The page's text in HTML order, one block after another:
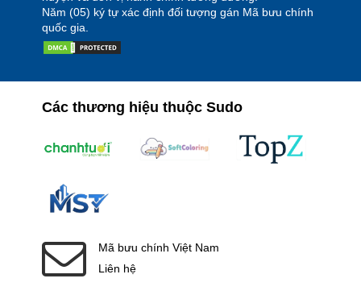
Năm (05) ký tự xác định đối tượng gán Mã bưu chính
quốc gia.
Các thương hiệu thuộc Sudo
Mã bưu chính Việt Nam
Liên hệ